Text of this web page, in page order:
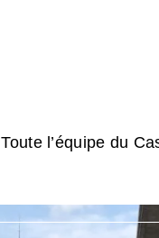
Toute l’équipe du